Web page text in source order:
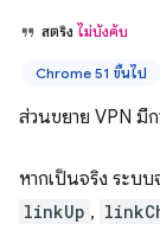
สตริง ไม่บังคับ
Chrome 51 ขึ้นไป
ส่วนขยาย VPN มี
หากเป็นจริง ระบ
linkUp ,